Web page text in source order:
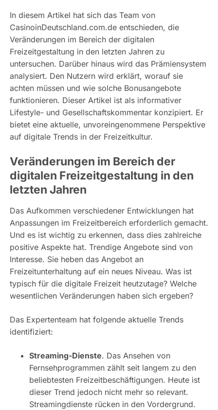
In diesem Artikel hat sich das Team von
CasinoinDeutschland.com.de entschieden, die
Veränderungen im Bereich der digitalen
Freizeitgestaltung in den letzten Jahren zu
untersuchen. Darüber hinaus wird das Prämiensystem
analysiert. Den Nutzern wird erklärt, worauf sie
achten müssen und wie solche Bonusangebote
funktionieren. Dieser Artikel ist als informativer
Lifestyle- und Gesellschaftskommentar konzipiert. Er
bietet eine aktuelle, unvoreingenommene Perspektive
auf digitale Trends in der Freizeitkultur.
Veränderungen im Bereich der
digitalen Freizeitgestaltung in den
letzten Jahren
Das Aufkommen verschiedener Entwicklungen hat
Anpassungen im Freizeitbereich erforderlich gemacht.
Und es ist wichtig zu erkennen, dass dies zahlreiche
positive Aspekte hat. Trendige Angebote sind von
Interesse. Sie heben das Angebot an
Freizeitunterhaltung auf ein neues Niveau. Was ist
typisch für die digitale Freizeit heutzutage? Welche
wesentlichen Veränderungen haben sich ergeben?
Das Expertenteam hat folgende aktuelle Trends
identifiziert:
Streaming-Dienste. Das Ansehen von
Fernsehprogrammen zählt seit langem zu den
beliebtesten Freizeitbeschäftigungen. Heute ist
dieser Trend jedoch nicht mehr so ​​relevant.
Streamingdienste rücken in den Vordergrund.